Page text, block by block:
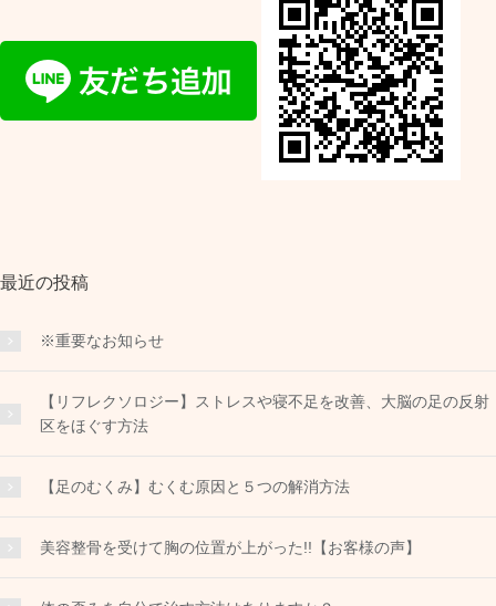
最近の投稿
※重要なお知らせ
【リフレクソロジー】ストレスや寝不足を改善、大脳の足の反射
区をほぐす方法
【足のむくみ】むくむ原因と５つの解消方法
美容整骨を受けて胸の位置が上がった!!【お客様の声】